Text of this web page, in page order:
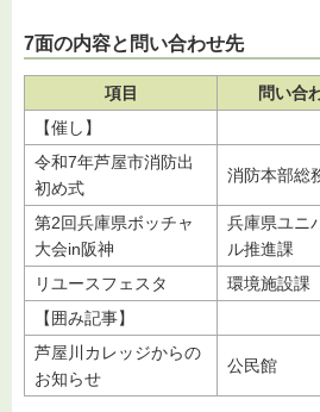
7面の内容と問い合わせ先
項目 問い合
【催し】
令和7年芦屋市消防出
初め式
消防本部総
第2回兵庫県ボッチャ
大会in阪神
兵庫県ユニ
ル推進課
リユースフェスタ 環境施設課
【囲み記事】
芦屋川カレッジからの
お知らせ
公民館